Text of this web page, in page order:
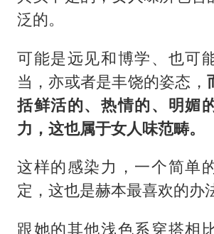
百花奖开幕式
胡彦斌韩磊
夯实基础开
泛的。
可能是远见和博学、也可
当，亦或者是丰饶的姿态，
括鲜活的、热情的、明媚
力，这也属于女人味范畴。
这样的感染力，一个简单
定，这也是赫本最喜欢的办
跟她的其他浅色系穿搭相